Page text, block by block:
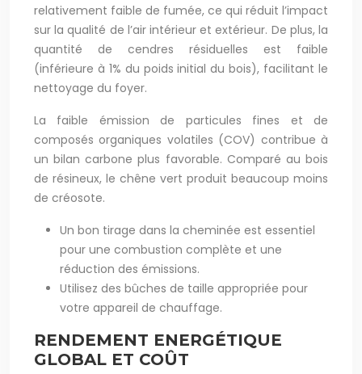
relativement faible de fumée, ce qui réduit l’impact
sur la qualité de l’air intérieur et extérieur. De plus, la
quantité de cendres résiduelles est faible
(inférieure à 1% du poids initial du bois), facilitant le
nettoyage du foyer.
La faible émission de particules fines et de
composés organiques volatiles (COV) contribue à
un bilan carbone plus favorable. Comparé au bois
de résineux, le chêne vert produit beaucoup moins
de créosote.
Un bon tirage dans la cheminée est essentiel
pour une combustion complète et une
réduction des émissions.
Utilisez des bûches de taille appropriée pour
votre appareil de chauffage.
RENDEMENT ENERGÉTIQUE
GLOBAL ET COÛT